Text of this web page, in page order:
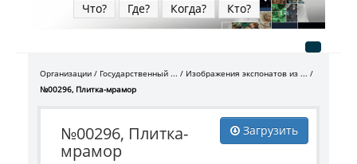
Что? Где? Когда? Кто?
Организации Государственный ...
Изображения экспонатов из ...
№00296, Плитка-мрамор
Загрузить
№00296, Плитка-
мрамор